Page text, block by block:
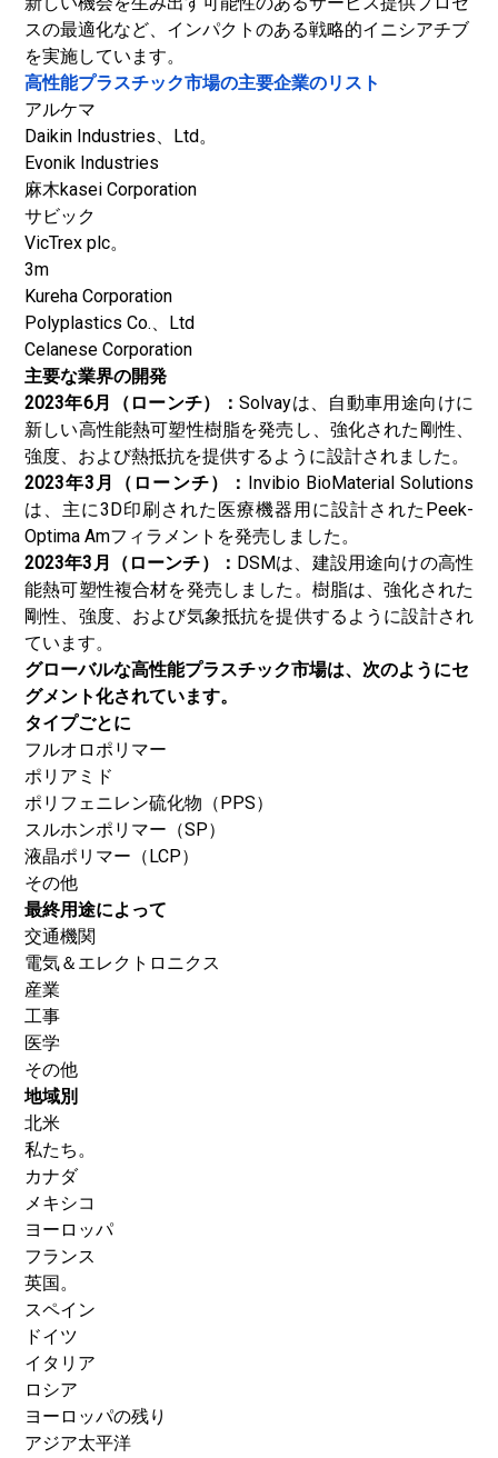
スの最適化など、インパクトのある戦略的イニシアチブ
を実施しています。
高性能プラスチック市場の主要企業のリスト
アルケマ
Daikin Industries、Ltd。
Evonik Industries
麻木kasei Corporation
サビック
VicTrex plc。
3m
Kureha Corporation
Polyplastics Co.、Ltd
Celanese Corporation
主要な業界の開発
2023年6月（ローンチ）：Solvayは、自動車用途向けに
新しい高性能熱可塑性樹脂を発売し、強化された剛性、
強度、および熱抵抗を提供するように設計されました。
2023年3月（ローンチ）： Invibio BioMaterial Solutions
は、主に3D印刷された医療機器用に設計されたPeek-
Optima Amフィラメントを発売しました。
2023年3月（ローンチ）： DSMは、建設用途向けの高性
能熱可塑性複合材を発売しました。樹脂は、強化された
剛性、強度、および気象抵抗を提供するように設計され
ています。
グローバルな高性能プラスチック市場は、次のようにセ
グメント化されています。
タイプごとに
フルオロポリマー
ポリアミド
ポリフェニレン硫化物（PPS）
スルホンポリマー（SP）
液晶ポリマー（LCP）
その他
最終用途によって
交通機関
電気＆エレクトロニクス
産業
工事
医学
その他
地域別
北米
私たち。
カナダ
メキシコ
ヨーロッパ
フランス
英国。
スペイン
ドイツ
イタリア
ロシア
ヨーロッパの残り
アジア太平洋